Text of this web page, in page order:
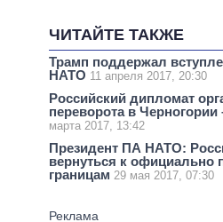
ЧИТАЙТЕ ТАКЖЕ
Трамп поддержал
НАТО 11 апреля 2017, 20:30
Российский дипломат
переворота в
марта 2017, 13:42
Президент ПА НАТО:
вернуться к официально
границам 29 мая 2017, 07:30